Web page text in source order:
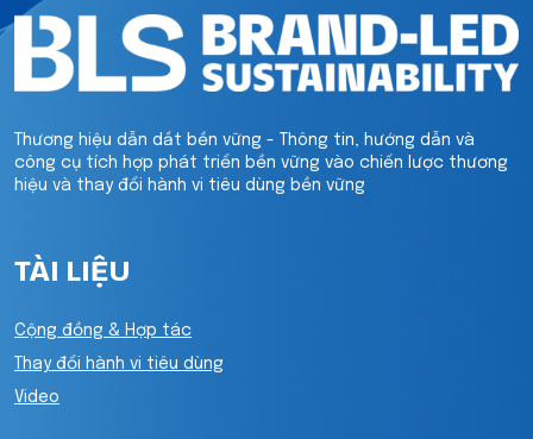
Thương hiệu dẫn dắt bền vững - Thông tin, hướng dẫn và
công cụ tích hợp phát triển bền vững vào chiến lược thương
hiệu và thay đổi hành vi tiêu dùng bền vững
TÀI LIỆU
Cộng đồng & Hợp tác
Thay đổi hành vi tiêu dùng
Video